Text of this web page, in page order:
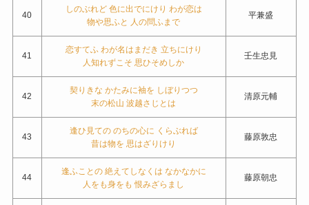
40
しのぶれど 色に出でにけり わが恋は
物や思ふと 人の問ふまで
平兼盛
41
恋すてふ わが名はまだき 立ちにけり
人知れずこそ 思ひそめしか
壬生忠見
42
契りきな かたみに袖を しぼりつつ
末の松山 波越さじとは
清原元輔
43
逢ひ見ての のちの心に くらぶれば
昔は物を 思はざりけり
藤原敦忠
44
逢ふことの 絶えてしなくは なかなかに
人をも身をも 恨みざらまし
藤原朝忠